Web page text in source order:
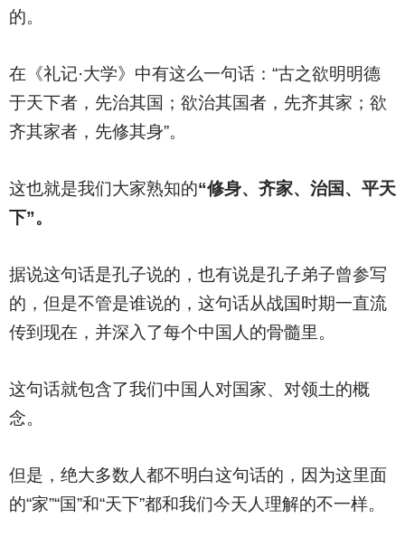
的。
在《礼记·大学》中有这么一句话：“古之欲明明德
于天下者，先治其国；欲治其国者，先齐其家；欲
齐其家者，先修其身”。
这也就是我们大家熟知的“修身、齐家、治国、平天
下”。
据说这句话是孔子说的，也有说是孔子弟子曾参写
的，但是不管是谁说的，这句话从战国时期一直流
传到现在，并深入了每个中国人的骨髓里。
这句话就包含了我们中国人对国家、对领土的概
念。
但是，绝大多数人都不明白这句话的，因为这里面
的“家”“国”和“天下”都和我们今天人理解的不一样。